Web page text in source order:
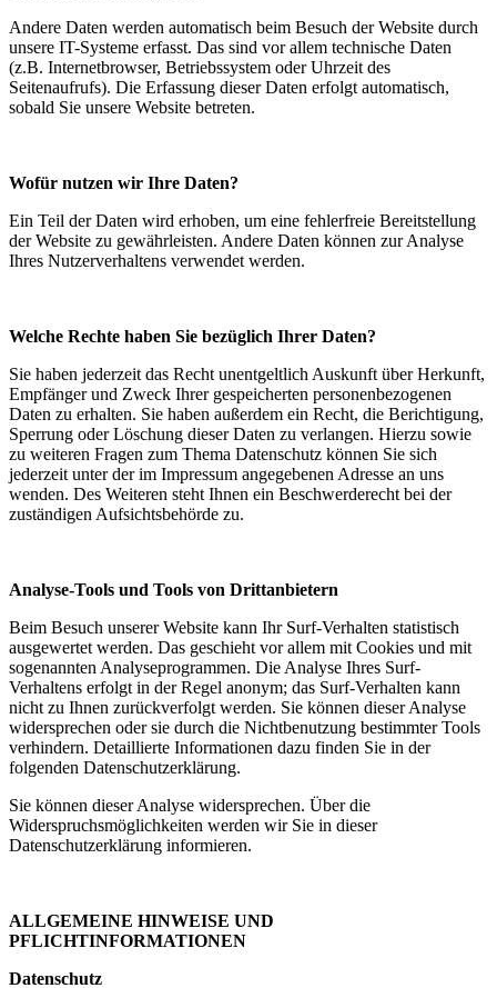
Andere Daten werden automatisch beim Besuch der Website durch
unsere IT-Systeme erfasst. Das sind vor allem technische Daten
(z.B. Internetbrowser, Betriebssystem oder Uhrzeit des
Seitenaufrufs). Die Erfassung dieser Daten erfolgt automatisch,
sobald Sie unsere Website betreten.
Wofür nutzen wir Ihre Daten?
Ein Teil der Daten wird erhoben, um eine fehlerfreie Bereitstellung
der Website zu gewährleisten. Andere Daten können zur Analyse
Ihres Nutzerverhaltens verwendet werden.
Welche Rechte haben Sie bezüglich Ihrer Daten?
Sie haben jederzeit das Recht unentgeltlich Auskunft über Herkunft,
Empfänger und Zweck Ihrer gespeicherten personenbezogenen
Daten zu erhalten. Sie haben außerdem ein Recht, die Berichtigung,
Sperrung oder Löschung dieser Daten zu verlangen. Hierzu sowie
zu weiteren Fragen zum Thema Datenschutz können Sie sich
jederzeit unter der im Impressum angegebenen Adresse an uns
wenden. Des Weiteren steht Ihnen ein Beschwerderecht bei der
zuständigen Aufsichtsbehörde zu.
Analyse-Tools und Tools von Drittanbietern
Beim Besuch unserer Website kann Ihr Surf-Verhalten statistisch
ausgewertet werden. Das geschieht vor allem mit Cookies und mit
sogenannten Analyseprogrammen. Die Analyse Ihres Surf-
Verhaltens erfolgt in der Regel anonym; das Surf-Verhalten kann
nicht zu Ihnen zurückverfolgt werden. Sie können dieser Analyse
widersprechen oder sie durch die Nichtbenutzung bestimmter Tools
verhindern. Detaillierte Informationen dazu finden Sie in der
folgenden Datenschutzerklärung.
Sie können dieser Analyse widersprechen. Über die
Widerspruchsmöglichkeiten werden wir Sie in dieser
Datenschutzerklärung informieren.
ALLGEMEINE HINWEISE UND
PFLICHTINFORMATIONEN
Datenschutz